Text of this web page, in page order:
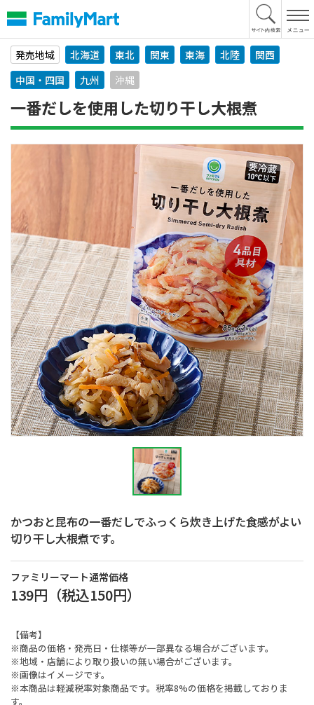
文
へ
発売地域
北海道 東北 関東 東海 北陸
関西
中国・四国
九州 沖縄
一番だしを使用した切り干し大根煮
かつおと昆布の一番だしでふっくら炊き上げた食感がよい
切り干し大根煮です。
ファミリーマート通常価格
139円 （税込150円）
【備考】
※商品の価格・発売日・仕様等が一部異なる場合がございます。
※地域・店舗により取り扱いの無い場合がございます。
※画像はイメージです。
※本商品は軽減税率対象商品です。税率8%の価格を掲載しておりま
す。